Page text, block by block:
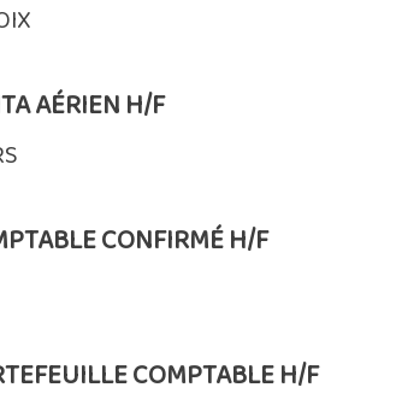
AÉRIEN H/F
CONFIRMÉ H/F
COMPTABLE H/F